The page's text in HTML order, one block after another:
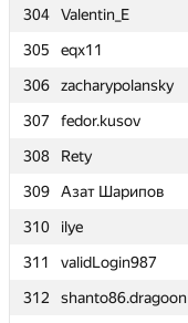
304
Valentin_E
305
eqx11
306
zacharypolansky
307
fedor.kusov
308
Rety
309
Азат Шарипов
310
ilye
311
validLogin987
312
shanto86.dragoon
304
Valentin_E
305
eqx11
306
zacharypolansky
307
fedor.kusov
308
Rety
309
Азат Шарипов
310
ilye
311
validLogin987
312
shanto86.dragoon